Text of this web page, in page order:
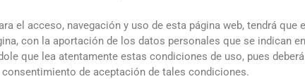
el acceso, navegación y uso de esta página web, tendrá que
con la aportación de los datos personales que se indican
que lea atentamente estas condiciones de uso, pues
de aceptación de tales condiciones.